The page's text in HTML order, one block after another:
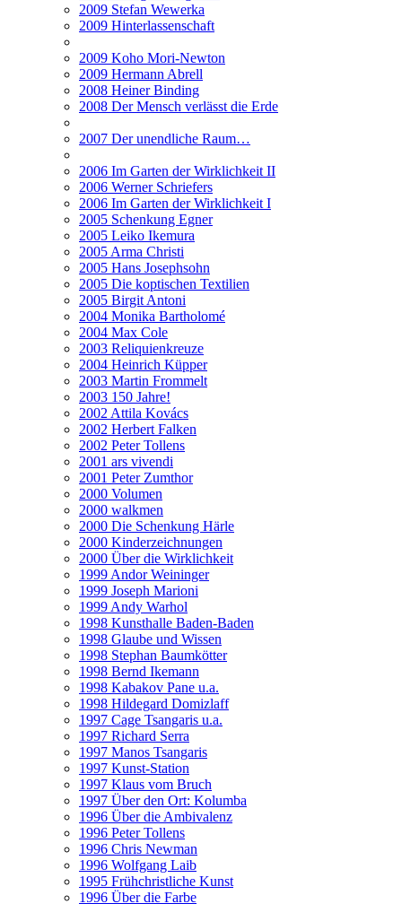
2009 Stefan Wewerka
2009 Hinterlassenschaft
2009 Koho Mori-Newton
2009 Hermann Abrell
2008 Heiner Binding
2008 Der Mensch verlässt die Erde
2007 Der unendliche Raum…
2006 Im Garten der Wirklichkeit II
2006 Werner Schriefers
2006 Im Garten der Wirklichkeit I
2005 Schenkung Egner
2005 Leiko Ikemura
2005 Arma Christi
2005 Hans Josephsohn
2005 Die koptischen Textilien
2005 Birgit Antoni
2004 Monika Bartholomé
2004 Max Cole
2003 Reliquienkreuze
2004 Heinrich Küpper
2003 Martin Frommelt
2003 150 Jahre!
2002 Attila Kovács
2002 Herbert Falken
2002 Peter Tollens
2001 ars vivendi
2001 Peter Zumthor
2000 Volumen
2000 walkmen
2000 Die Schenkung Härle
2000 Kinderzeichnungen
2000 Über die Wirklichkeit
1999 Andor Weininger
1999 Joseph Marioni
1999 Andy Warhol
1998 Kunsthalle Baden-Baden
1998 Glaube und Wissen
1998 Stephan Baumkötter
1998 Bernd Ikemann
1998 Kabakov Pane u.a.
1998 Hildegard Domizlaff
1997 Cage Tsangaris u.a.
1997 Richard Serra
1997 Manos Tsangaris
1997 Kunst-Station
1997 Klaus vom Bruch
1997 Über den Ort: Kolumba
1996 Über die Ambivalenz
1996 Peter Tollens
1996 Chris Newman
1996 Wolfgang Laib
1995 Frühchristliche Kunst
1996 Über die Farbe